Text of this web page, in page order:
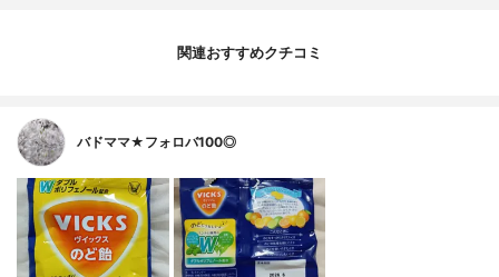
関連おすすめクチコミ
バドママ★フォロバ100◎